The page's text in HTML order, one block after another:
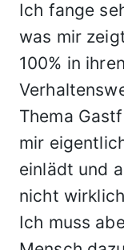
Ich fange
was mir
100% in
Thema
mir
einlädt und
nicht
Ich muss